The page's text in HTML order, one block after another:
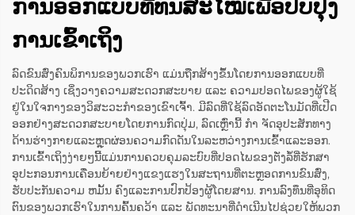
ການອອກແບບທີ່ທັນສະໄໝເພື່ອປັບປຸງ
ການເຂົ້າເຖິງ
ລົດຂົນສົ່ງຄົນພິການຂອງພວກເຮົາ ແມ່ນຖືກສ້າງຂຶ້ນໂດຍການອອກແບບທີ່
ປະດິດສ້າງ ເຊິ່ງວາງຄວາມສະດວກສະບາຍ ແລະ ຄວາມປອດໄພຂອງຜູ້ໃຊ້
ຢູ່ໃນໃຈກາງຂອງວິສະວະກໍາຂອງເຂົາເຈົ້າ. ມີລົດທີ່ໃຊ້ລົດອັດຕະໂນມັດທີ່ເປີດ
ອອກຢ່າງສະດວກສະບາຍໂດຍການກົດປຸ່ມ, ລົດເຫຼົ່ານີ້ ກໍາ ຈັດອຸປະສັກທາງ
ດ້ານຮ່າງກາຍແລະຫຼຸດຜ່ອນຄວາມກົດດັນໃນລະຫວ່າງການເຂົ້າແລະອອກ.
ການເຂົ້າເຖິງງ່າຍໆນີ້ແມ່ນການຄວບຄຸມລະບົບທີ່ປອດໄພຂອງຕັ່ງລໍ້ທີ່ຮັກສາ
ອຸປະກອນການເຄື່ອນຍ້າຍຢ່າງແຂງແຮງໃນສະຖານທີ່ຕະຫຼອດການຂົນສົ່ງ,
ຮັບປະກັນຄວາມ ຫມັ້ນ ຄົງແລະການປົກປ້ອງຜູ້ໂດຍສານ. ການລົງທຶນທີ່ອຸທິດ
ຕົນຂອງພວກເຮົາໃນການຄົ້ນຄວ້າ ແລະ ພັດທະນາທີ່ດໍາເນີນໄປຊ່ວຍໃຫ້ພວກ